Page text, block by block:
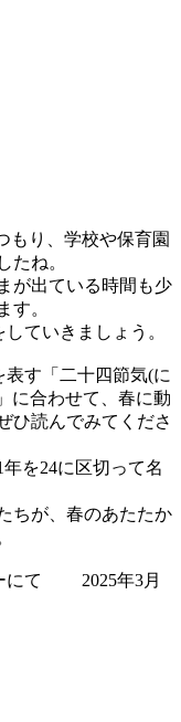
もり、学校や保育園
たね。
が出ている時間も少
す。
ていきましょう。
す「二十四節気(に
に合わせて、春に動
ひ読んでみてくださ
を24に区切って名
ちが、春のあたたか
にて 2025年3月